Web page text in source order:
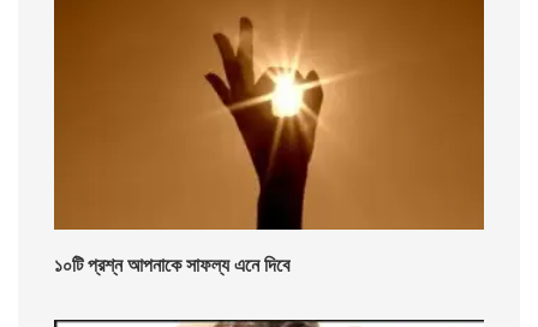
১০টি প্রশ্ন আপনাকে সাফল্য এনে দিবে